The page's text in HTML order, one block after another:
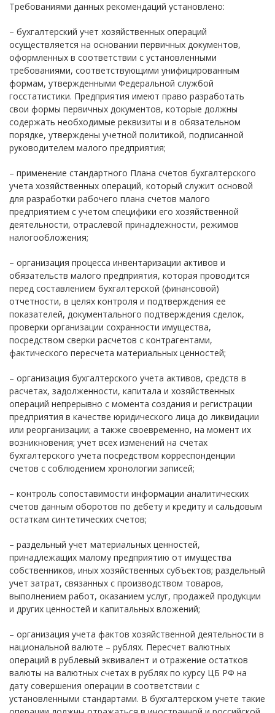
Требованиями данных рекомендаций установлено:
– бухгалтерский учет хозяйственных операций
осуществляется на основании первичных документов,
оформленных в соответствии с установленными
требованиями, соответствующими унифицированным
формам, утвержденными Федеральной службой
госстатистики. Предприятия имеют право разработать
свои формы первичных документов, которые должны
содержать необходимые реквизиты и в обязательном
порядке, утверждены учетной политикой, подписанной
руководителем малого предприятия;
– применение стандартного Плана счетов бухгалтерского
учета хозяйственных операций, который служит основой
для разработки рабочего плана счетов малого
предприятием с учетом специфики его хозяйственной
деятельности, отраслевой принадлежности, режимов
налогообложения;
– организация процесса инвентаризации активов и
обязательств малого предприятия, которая проводится
перед составлением бухгалтерской (финансовой)
отчетности, в целях контроля и подтверждения ее
показателей, документального подтверждения сделок,
проверки организации сохранности имущества,
посредством сверки расчетов с контрагентами,
фактического пересчета материальных ценностей;
– организация бухгалтерского учета активов, средств в
расчетах, задолженности, капитала и хозяйственных
операций непрерывно с момента создания и регистрации
предприятия в качестве юридического лица до ликвидации
или реорганизации; а также своевременно, на момент их
возникновения; учет всех изменений на счетах
бухгалтерского учета посредством корреспонденции
счетов с соблюдением хронологии записей;
– контроль сопоставимости информации аналитических
счетов данным оборотов по дебету и кредиту и сальдовым
остаткам синтетических счетов;
– раздельный учет материальных ценностей,
принадлежащих малому предприятию от имущества
собственников, иных хозяйственных субъектов; раздельный
учет затрат, связанных с производством товаров,
выполнением работ, оказанием услуг, продажей продукции
и других ценностей и капитальных вложений;
– организация учета фактов хозяйственной деятельности в
национальной валюте – рублях. Пересчет валютных
операций в рублевый эквивалент и отражение остатков
валюты на валютных счетах в рублях по курсу ЦБ РФ на
дату совершения операции в соответствии с
установленными стандартами. В бухгалтерском учете такие